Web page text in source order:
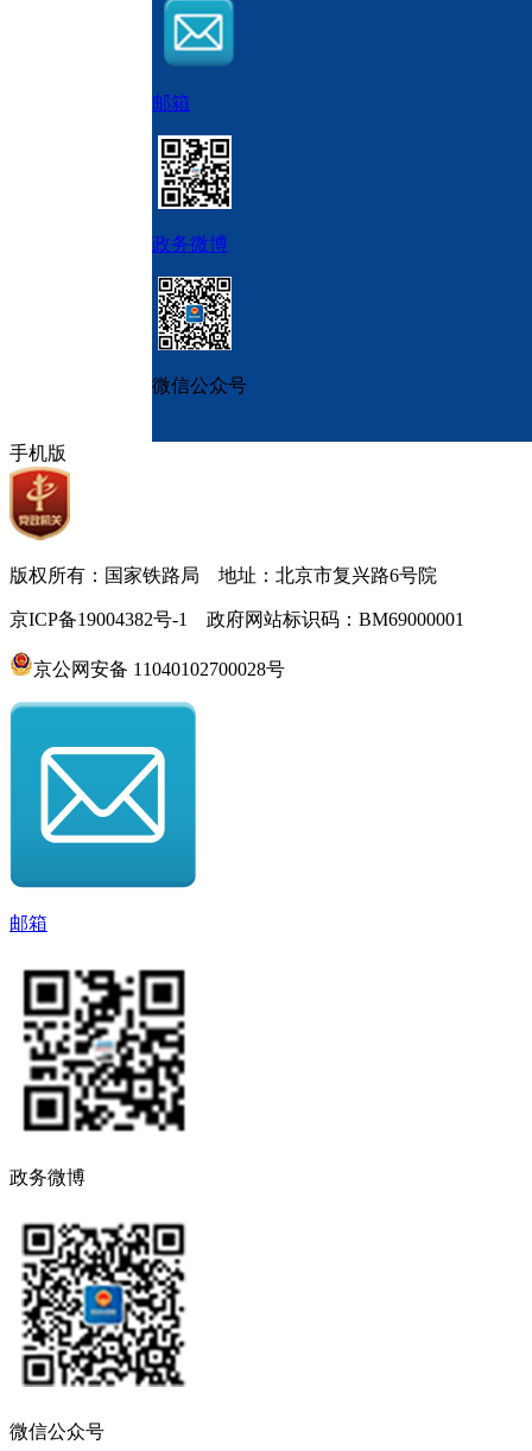
邮箱
政务微博
微信公众号
手机版
版权所有：国家铁路局 地址：北京市复兴路6号院
京ICP备19004382号-1 政府网站标识码：BM69000001
京公网安备 11040102700028号
邮箱
政务微博
微信公众号